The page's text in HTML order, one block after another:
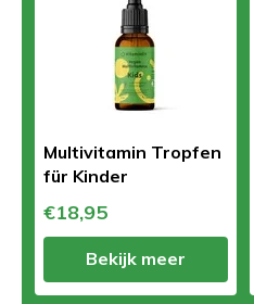
Multivitamin Tropfen
für Kinder
€18,95
Bekijk meer